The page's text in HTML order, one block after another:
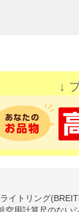
↓
イトリング